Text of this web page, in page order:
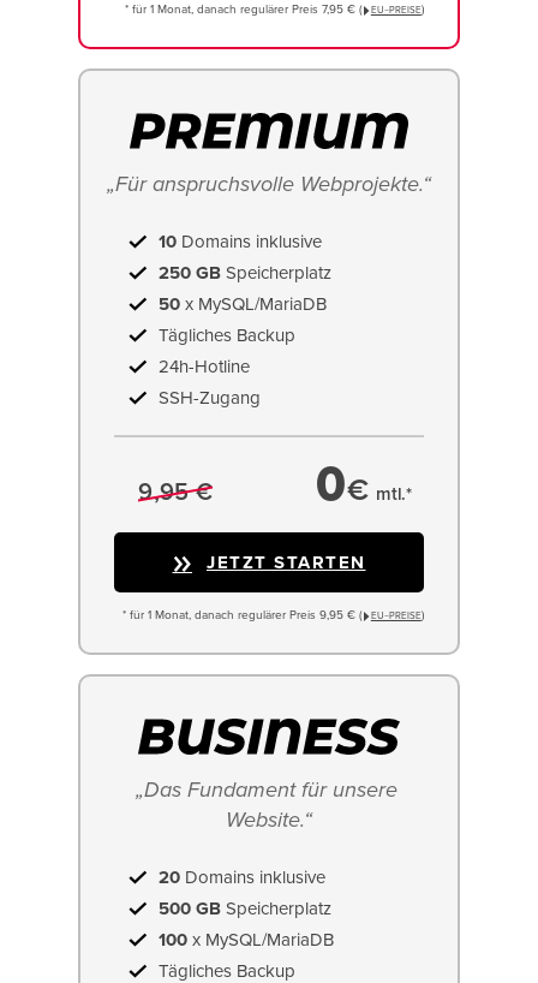
* für 1 Monat, danach regulärer Preis 7,95 € ( EU−PREISE)
„Für anspruchsvolle Webprojekte.“
10 Domains inklusive
250 GB Speicherplatz
50 x MySQL/MariaDB
Tägliches Backup
24h-Hotline
SSH-Zugang
9,95 € 0€ mtl.*
JETZT STARTEN
* für 1 Monat, danach regulärer Preis 9,95 € ( EU−PREISE)
„Das Fundament für unsere
Website.“
20 Domains inklusive
500 GB Speicherplatz
100 x MySQL/MariaDB
Tägliches Backup